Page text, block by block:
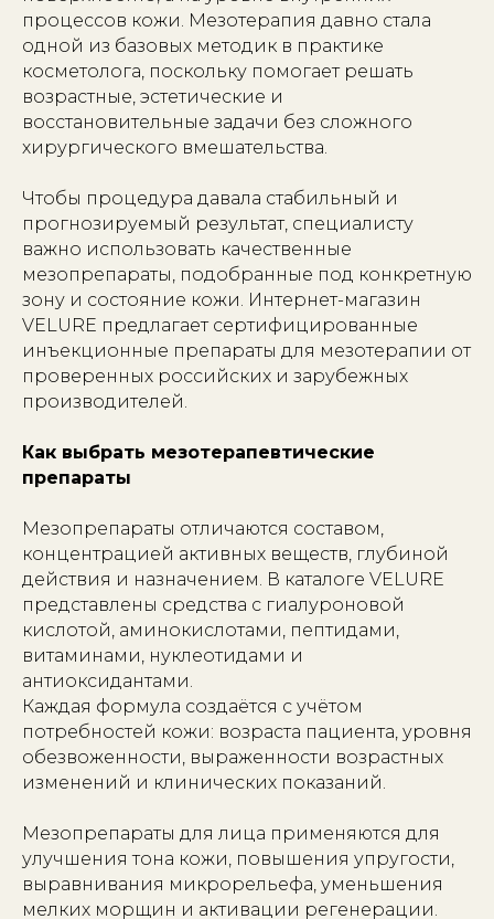
процессов кожи. Мезотерапия давно стала
одной из базовых методик в практике
косметолога, поскольку помогает решать
возрастные, эстетические и
восстановительные задачи без сложного
хирургического вмешательства.
Чтобы процедура давала стабильный и
прогнозируемый результат, специалисту
важно использовать качественные
мезопрепараты, подобранные под конкретную
зону и состояние кожи. Интернет-магазин
VELURE предлагает сертифицированные
инъекционные препараты для мезотерапии от
проверенных российских и зарубежных
производителей.
Как выбрать мезотерапевтические
препараты
Мезопрепараты отличаются составом,
концентрацией активных веществ, глубиной
действия и назначением. В каталоге VELURE
представлены средства с гиалуроновой
кислотой, аминокислотами, пептидами,
витаминами, нуклеотидами и
антиоксидантами.
Каждая формула создаётся с учётом
потребностей кожи: возраста пациента, уровня
обезвоженности, выраженности возрастных
изменений и клинических показаний.
Мезопрепараты для лица применяются для
улучшения тона кожи, повышения упругости,
выравнивания микрорельефа, уменьшения
мелких морщин и активации регенерации.